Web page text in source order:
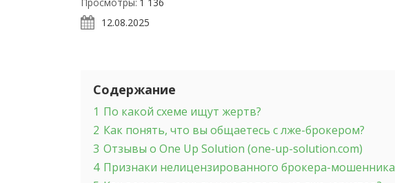
12.08.2025
Содержание
1 По какой схеме ищут жертв?
2 Как понять, что вы общаетесь с лже-брокером?
3 Отзывы о One Up Solution (one-up-solution.com)
4 Признаки нелицензированного брокера-мошенника